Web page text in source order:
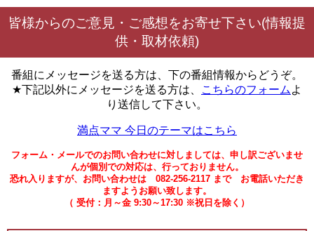
皆様からのご意見・ご感想をお寄せ下さい(情報提
供・取材依頼)
番組にメッセージを送る方は、下の番組情報からどうぞ。
★下記以外にメッセージを送る方は、
こちらのフォーム よ
り送信して下さい。
満点ママ 今日のテーマはこちら
フォーム・メールでのお問い合わせに対しましては、申し訳ございませ
んが個別での対応は、行っておりません。
恐れ入りますが、お問い合わせは 082-256-2117 まで お電話いただき
ますようお願い致します。
（ 受付：月～金 9:30～17:30 ※祝日を除く）